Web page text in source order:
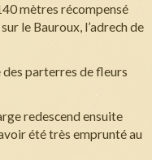
mètres récompensé
le Bauroux, l’adrech de
parterres de fleurs
redescend ensuite
été très emprunté au